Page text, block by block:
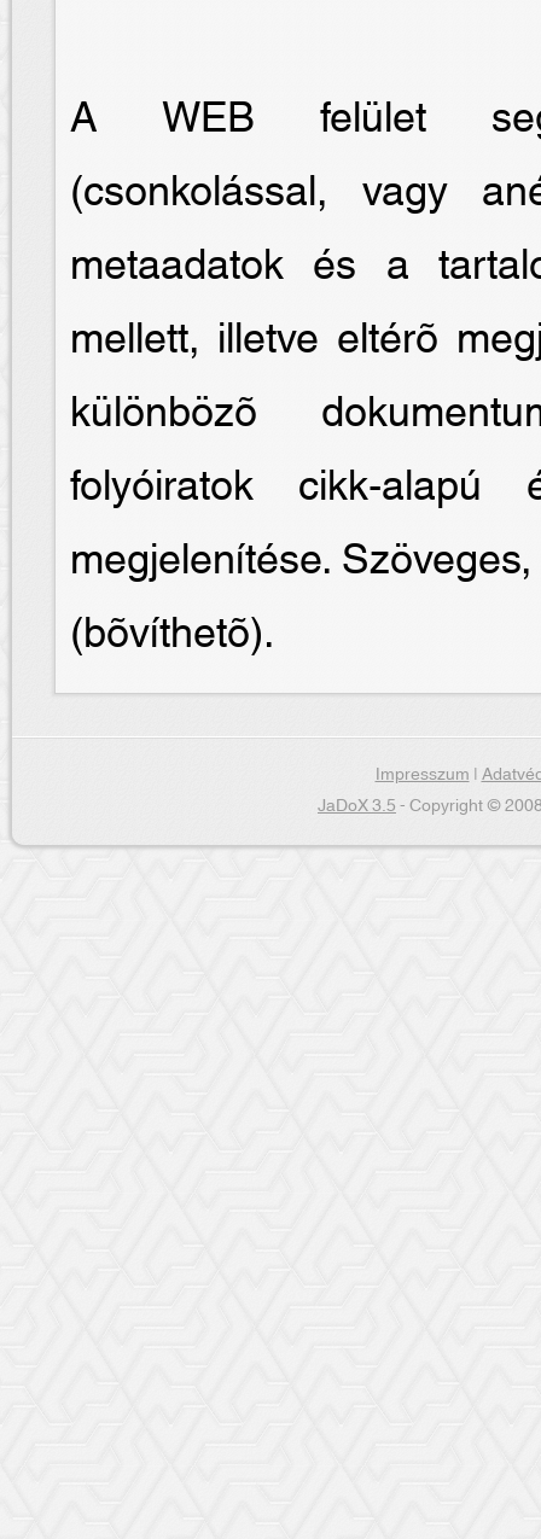
A WEB felület
(csonkolással, vagy
metaadatok és a
mellett, illetve eltérõ
különbözõ
folyóiratok cikk-alapú
megjelenítése.
(bõvíthetõ).
Impresszum|
JaDoX 3.5- Copyright ©